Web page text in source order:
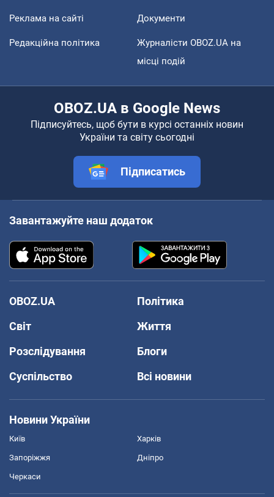
Реклама на сайті Документи
Редакційна політика
Журналісти OBOZ.UA на
місці подій
OBOZ.UA в Google News
Підписуйтесь, щоб бути в курсі останніх новин
України та світу сьогодні
Підписатись
Завантажуйте наш додаток
OBOZ.UA
Політика
Світ
Життя
Розслідування
Блоги
Суспільство
Всі новини
Новини України
Київ Харків
Запоріжжя Дніпро
Черкаси